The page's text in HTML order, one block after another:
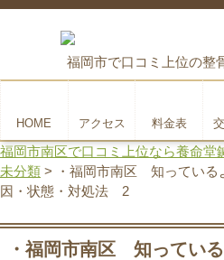
福岡市で口コミ上位の整
HOME アクセス 料金表
福岡市南区で口コミ上位なら養命堂
未分類 >
・福岡市南区 知っている
因・状態・対処法 2
・福岡市南区 知ってい